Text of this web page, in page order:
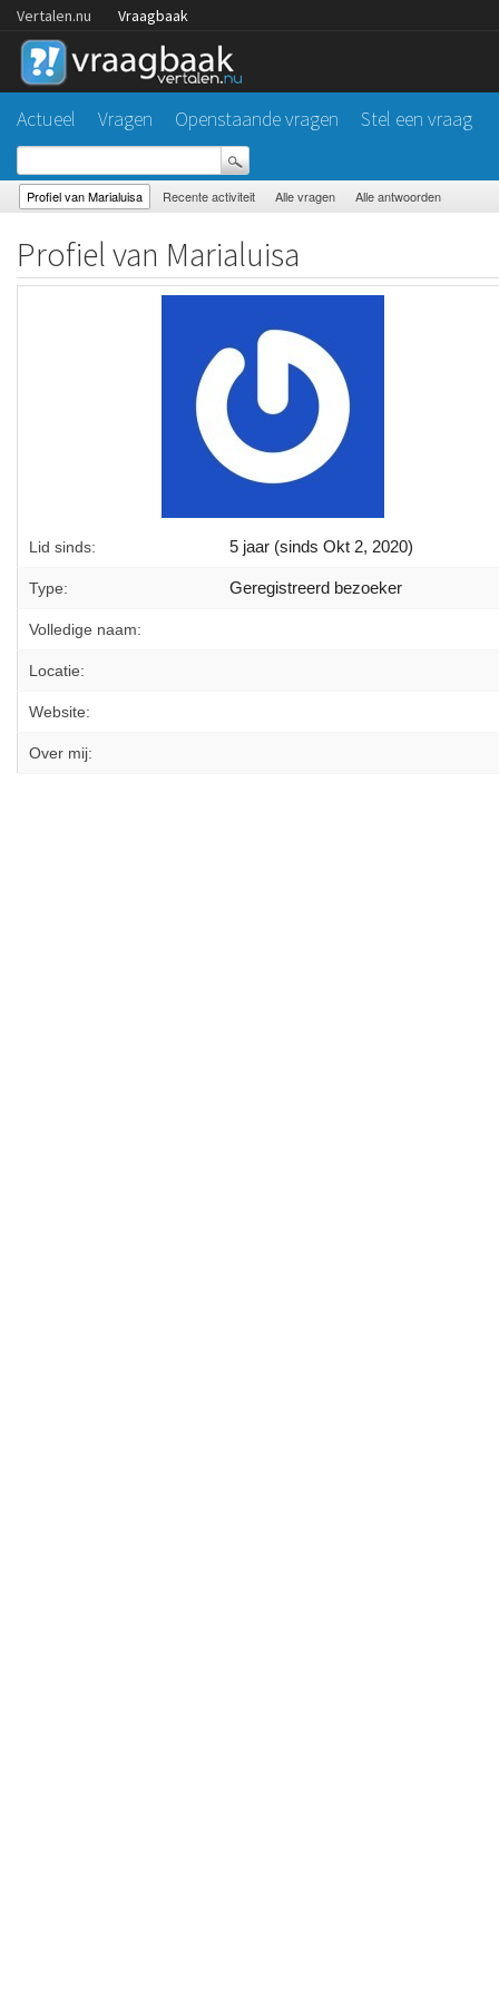
Vertalen.nu Vraagbaak
Actueel Vragen Openstaande vragen Stel een vraag
Profiel van Marialuisa Recente activiteit Alle vragen Alle antwoorden
Profiel van Marialuisa
Lid sinds: 5 jaar (sinds Okt 2, 2020)
Type: Geregistreerd bezoeker
Volledige naam:
Locatie:
Website:
Over mij: